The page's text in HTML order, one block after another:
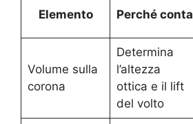
Elemento Perché conta
Volume sulla
corona
Determina
l’altezza
ottica e il lift
del volto